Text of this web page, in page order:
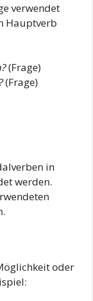
verwendet
Hauptverb
(Frage)
(Frage)
in
werden.
oder